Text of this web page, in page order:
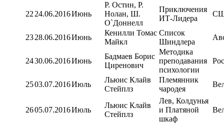
22 24.06.2016Июнь
Р. Остин, Р.
Нолан, Ш.
О`Доннелл
Приключения
ИТ-Лидера
2328.06.2016Июнь
Кенилли Томас
Майкл
Список
Шиндлера
2430.06.2016Июнь
Бадмаев Борис
Циренович
Методика
преподавания
психологии
2503.07.2016Июль
Льюис Клайв
Стейплз
Племянник
чародея
2605.07.2016Июль
Льюис Клайв
Стейплз
Лев, Колдунья
и Платяной
шкаф